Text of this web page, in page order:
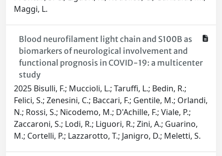
Maggi, L.
Blood neurofilament light chain and S100B as
biomarkers of neurological involvement and
functional prognosis in COVID-19: a multicenter
study
2025 Bisulli, F.; Muccioli, L.; Taruffi, L.; Bedin, R.;
Felici, S.; Zenesini, C.; Baccari, F.; Gentile, M.; Orlandi,
N.; Rossi, S.; Nicodemo, M.; D'Achille, F.; Viale, P.;
Zaccaroni, S.; Lodi, R.; Liguori, R.; Zini, A.; Guarino,
M.; Cortelli, P.; Lazzarotto, T.; Janigro, D.; Meletti, S.